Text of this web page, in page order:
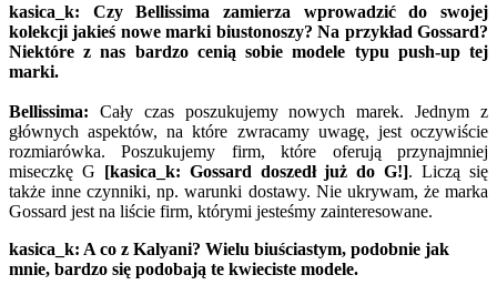
kasica_k: Czy Bellissima zamierza wprowadzić do swojej
kolekcji jakieś nowe marki biustonoszy? Na przykład Gossard?
Niektóre z nas bardzo cenią sobie modele typu push-up tej
marki.
Bellissima: Cały czas poszukujemy nowych marek. Jednym z
głównych aspektów, na które zwracamy uwagę, jest oczywiście
rozmiarówka. Poszukujemy firm, które oferują przynajmniej
miseczkę G [kasica_k: Gossard doszedł już do G!]. Liczą się
także inne czynniki, np. warunki dostawy. Nie ukrywam, że marka
Gossard jest na liście firm, którymi jesteśmy zainteresowane.
kasica_k: A co z Kalyani? Wielu biuściastym, podobnie jak
mnie, bardzo się podobają te kwieciste modele.